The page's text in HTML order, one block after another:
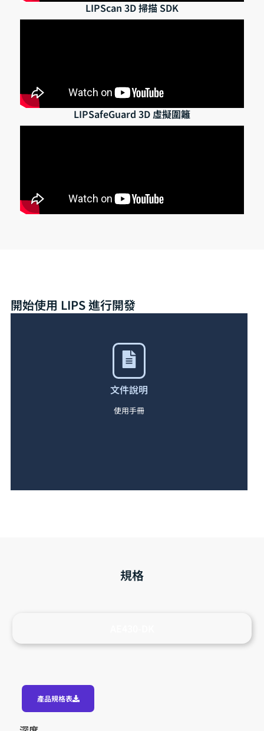
LIPScan 3D 掃描 SDK
LIPSafeGuard 3D 虛擬圍籬
開始使用 LIPS 進行開發
文件說明
使用手冊
規格
產品規格表